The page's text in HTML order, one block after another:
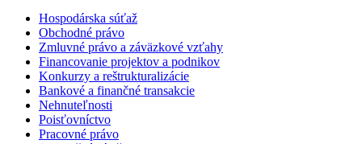
Hospodárska súťaž
Obchodné právo
Zmluvné právo a záväzkové vzťahy
Financovanie projektov a podnikov
Konkurzy a reštrukturalizácie
Bankové a finančné transakcie
Nehnuteľnosti
Poisťovníctvo
Pracovné právo